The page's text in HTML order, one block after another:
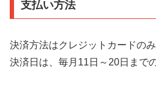
支払い方法
決済方法はクレジットカードのみ
決済日は、毎月11日～20日まで